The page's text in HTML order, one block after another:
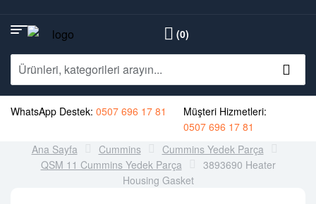
(0)
WhatsApp Destek: 0507 696 17 81
Müşteri Hizmetleri:
0507 696 17 81
Ana Sayfa
Cummins
Cummins Yedek Parça
QSM 11 Cummins Yedek Parça
3893690 Heater
Housing Gasket